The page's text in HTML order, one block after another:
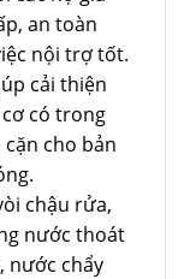
an toàn
nội trợ tốt.
cải thiện
có trong
cho bản
chậu rửa,
nước thoát
nước chẩy